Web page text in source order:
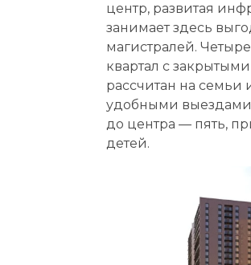
центр, развитая
занимает здесь
магистралей.
квартал с
рассчитан на семьи
удобными выездами
до центра — пять,
детей.